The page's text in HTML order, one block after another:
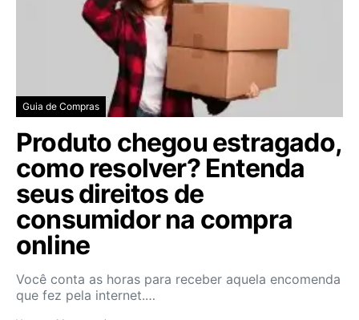
Guia de Compras
Produto chegou estragado,
como resolver? Entenda
seus direitos de
consumidor na compra
online
Você conta as horas para receber aquela encomenda
que fez pela internet.…